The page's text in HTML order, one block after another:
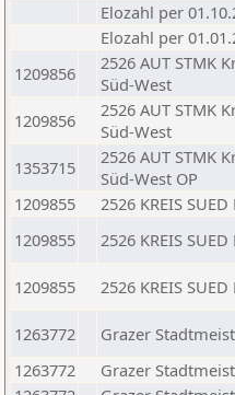
Elozahl per
Elozahl per
1209856
2526 AUT STMK
Süd-West
1209856
2526 AUT STMK
Süd-West
1353715
2526 AUT STMK
Süd-West OP
1209855
2526 KREIS SUED
1209855
2526 KREIS SUED
1209855 2526 KREIS SUED
1263772 Grazer
1263772
Grazer